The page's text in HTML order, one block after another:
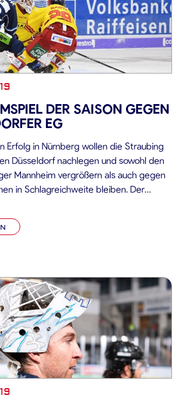
DER SAISON GEGEN
EG
Erfolg in Nürnberg wollen die Straubing
Düsseldorf nachlegen und sowohl den
Mannheim vergrößern als auch gegen
in Schlagreichweite bleiben. Der
Spielen konnte das Team von
sich entscheiden, was eine […]